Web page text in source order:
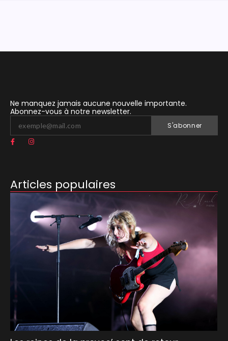
Ne manquez jamais aucune nouvelle importante.
Abonnez-vous à notre newsletter.
S'abonner
Articles populaires